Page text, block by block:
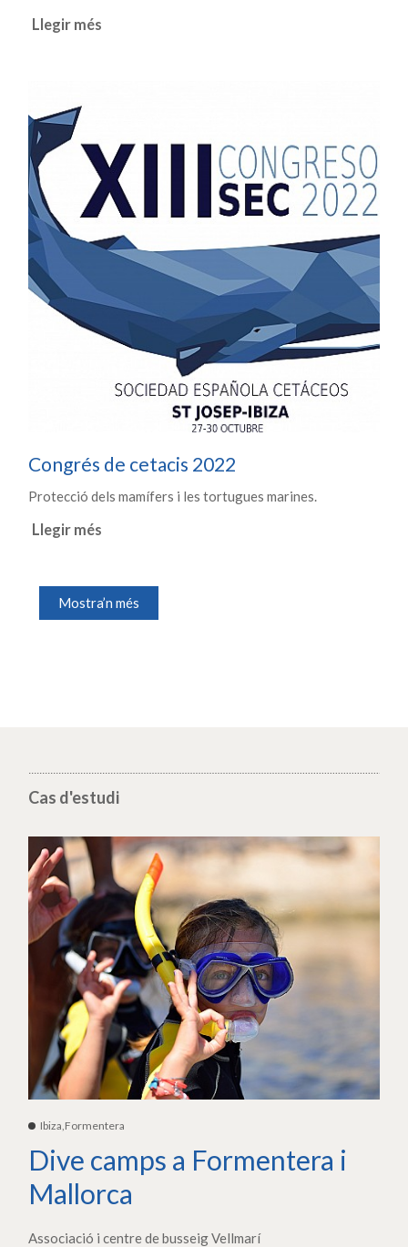
Llegir més
Congrés de cetacis 2022
Protecció dels mamífers i les tortugues marines.
Llegir més
Mostra’n més
Cas d'estudi
Ibiza,Formentera
Dive camps a Formentera i
Mallorca
Associació i centre de busseig Vellmarí